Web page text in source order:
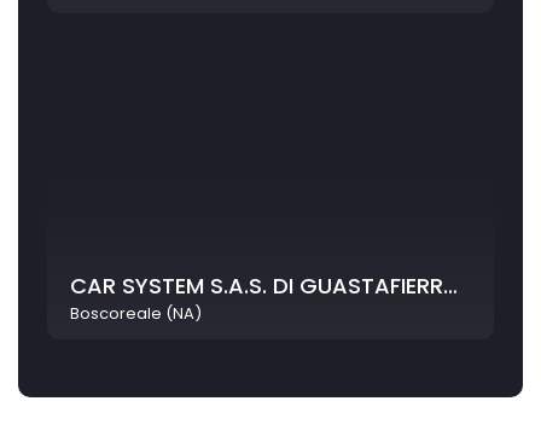
CAR SYSTEM S.A.S. DI GUASTAFIERRO GENNARO
Boscoreale (NA)